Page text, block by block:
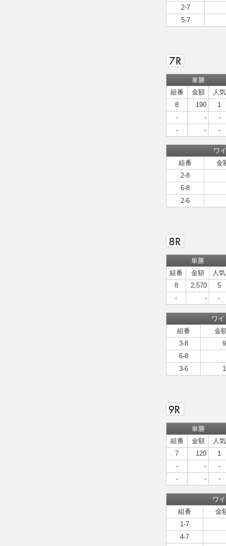
2-7
5-7
単勝
組番
金額
人気
8
190
1
-
-
-
-
- -
ワ
組番
金
2-8
6-8
2-6
単勝
組番
金額
人気
8
2,570
5
-
- -
ワイ
組番
金
3-8
6-8
3-6
単勝
組番
金額
人気
7
120
1
-
-
-
-
- -
ワ
組番
金
1-7
4-7